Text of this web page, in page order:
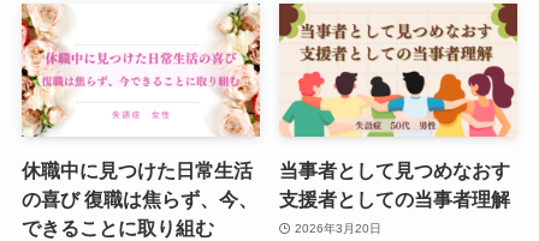
休職中に見つけた日常生活
の喜び 復職は焦らず、今、
できることに取り組む
当事者として見つめなおす
支援者としての当事者理解
2026年3月20日